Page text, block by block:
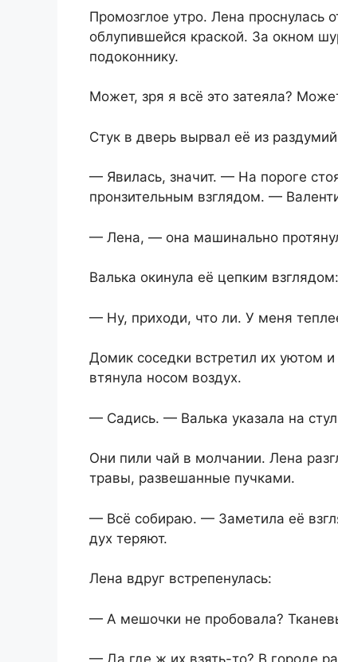
Промозглое утро. Лена проснулась
облупившейся краской. За окном
подоконнику.
Может, зря я всё это затеяла?
Стук в дверь вырвал её из
— Явилась, значит. — На пороге
пронзительным взглядом. —
— Лена, — она машинально
Валька окинула её цепким взглядом:
— Ну, приходи, что ли. У меня
Домик соседки встретил их уютом
втянула носом воздух.
— Садись. — Валька указала на
Они пили чай в молчании. Лена
травы, развешанные пучками.
— Всё собираю. — Заметила её
дух теряют.
Лена вдруг встрепенулась:
— А мешочки не пробовала?